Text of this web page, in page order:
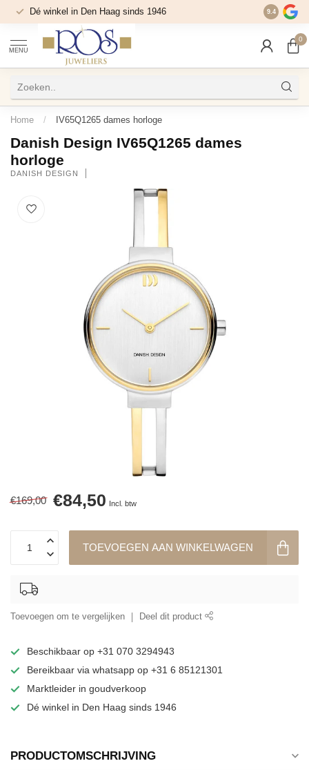
Dé winkel in Den Haag sinds 1946 9.4
MENU
0
Home / IV65Q1265 dames horloge
Danish Design IV65Q1265 dames
horloge
DANISH DESIGN
€169,00 €84,50 Incl. btw
TOEVOEGEN AAN WINKELWAGEN
Toevoegen om te vergelijken Deel dit product
Beschikbaar op +31 070 3294943
Bereikbaar via whatsapp op +31 6 85121301
Marktleider in goudverkoop
Dé winkel in Den Haag sinds 1946
PRODUCTOMSCHRIJVING